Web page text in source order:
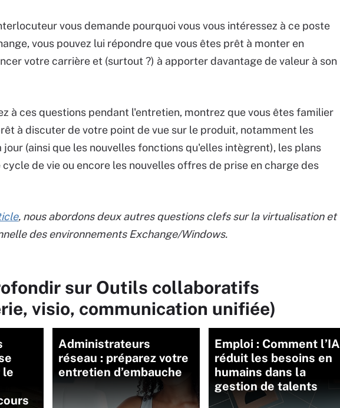
vous demande pourquoi vous vous intéressez à ce poste
vous pouvez lui répondre que vous êtes prêt à monter en
votre carrière et (surtout ?) à apporter davantage de valeur à son
à ces questions pendant l'entretien, montrez que vous êtes familier
à discuter de votre point de vue sur le produit, notamment les
(ainsi que les nouvelles fonctions qu'elles intègrent), les plans
de vie ou encore les nouvelles offres de prise en charge des
, nous abordons deux autres questions clefs sur la virtualisation et
des environnements Exchange/Windows.
sur Outils collaboratifs
visio, communication unifiée)
le
Administrateurs
réseau : préparez votre
entretien d’embauche
Emploi : Comment l’IA
réduit les besoins en
humains dans la
gestion de talents